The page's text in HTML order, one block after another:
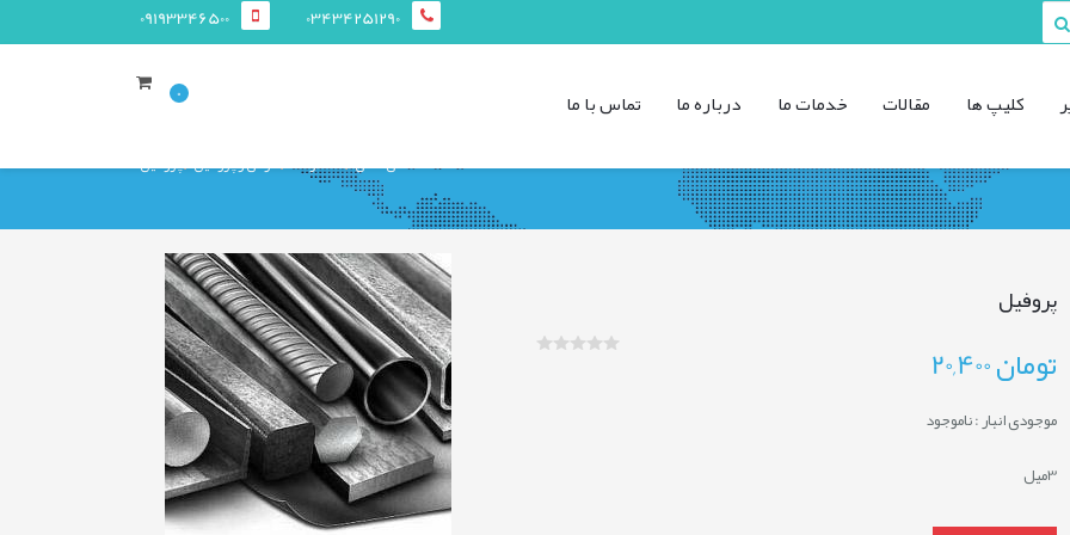
03434251290
09193346500
0 کليپ ها مقالات خدمات ما درباره ما تماس با ما
صفحه ی اصلی محصولات قوطی و پروفيل پروفیل
پروفیل
تومان
موجودی انبار :ناموجود
3میل